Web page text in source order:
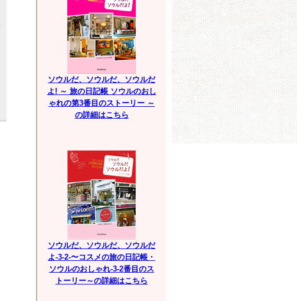
ソウルだ、ソウルだ、ソウルだ
よ! ～ 旅の日記帳 ソウルのおし
ゃれの第3番目のストーリー ～
の詳細はこちら
ソウルだ、ソウルだ、ソウルだ
よ-3-2-〜コスメの旅の日記帳・
ソウルのおしゃれ-3-2番目のス
トーリー～の詳細はこちら